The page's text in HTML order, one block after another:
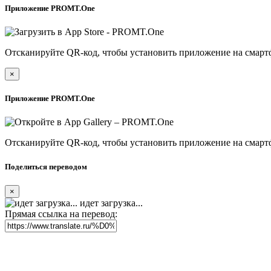
Приложение PROMT.One
Отсканируйте QR-код, чтобы установить приложение на
×
Приложение PROMT.One
Отсканируйте QR-код, чтобы установить приложение на
Поделиться переводом
×
идет загрузка...
Прямая ссылка на перевод: